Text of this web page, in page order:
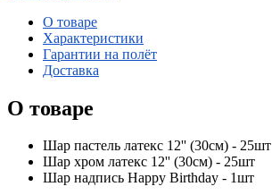
О товаре
Характеристики
Гарантии на полёт
Доставка
О товаре
Шар пастель латекс 12'' (30см) - 25шт
Шар хром латекс 12'' (30см) - 25шт
Шар надпись Happy Birthday - 1шт